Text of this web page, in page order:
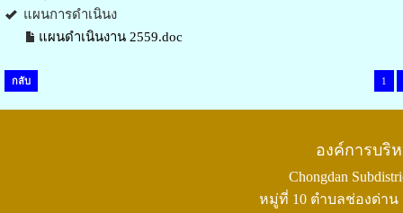
แผนการดำเนินง
แผนดำเนินงาน 2559.doc
กลับ 1
องค์การบริ
Chongdan
หมู่ที่ 10 ตำบลช่องด่าน